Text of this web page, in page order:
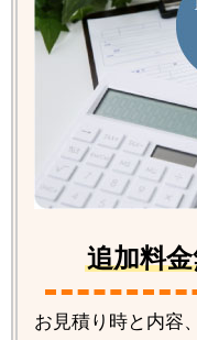
追加料
お見積り時と内容